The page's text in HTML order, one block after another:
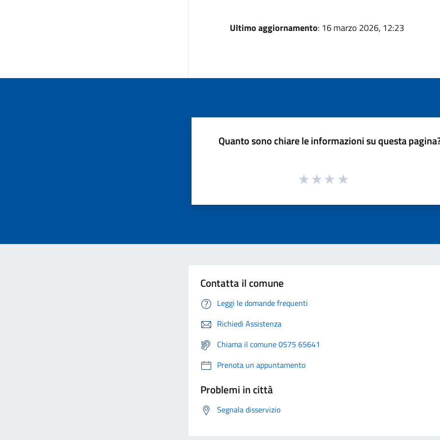
Ultimo aggiornamento: 16 marzo 2026, 12:23
Quanto sono chiare le informazioni su questa
Contatta il comune
Leggi le domande frequenti
Richiedi Assistenza
Chiama il comune 0575 65641
Prenota un appuntamento
Problemi in città
Segnala disservizio